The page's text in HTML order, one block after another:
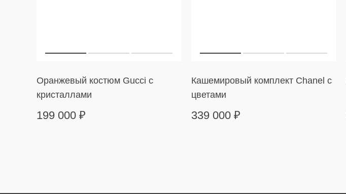
Оранжевый костюм Gucci с
кристаллами
199 000 ₽
Кашемировый комплект Chanel с
цветами
339 000 ₽